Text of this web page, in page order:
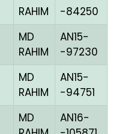
RAHIM
-84250
MD
RAHIM
AN15-
-97230
MD
RAHIM
AN15-
-94751
MD
AN16-